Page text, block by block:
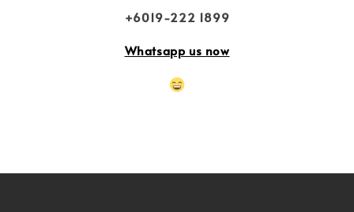
+6019-222 1899
Whatsapp us now